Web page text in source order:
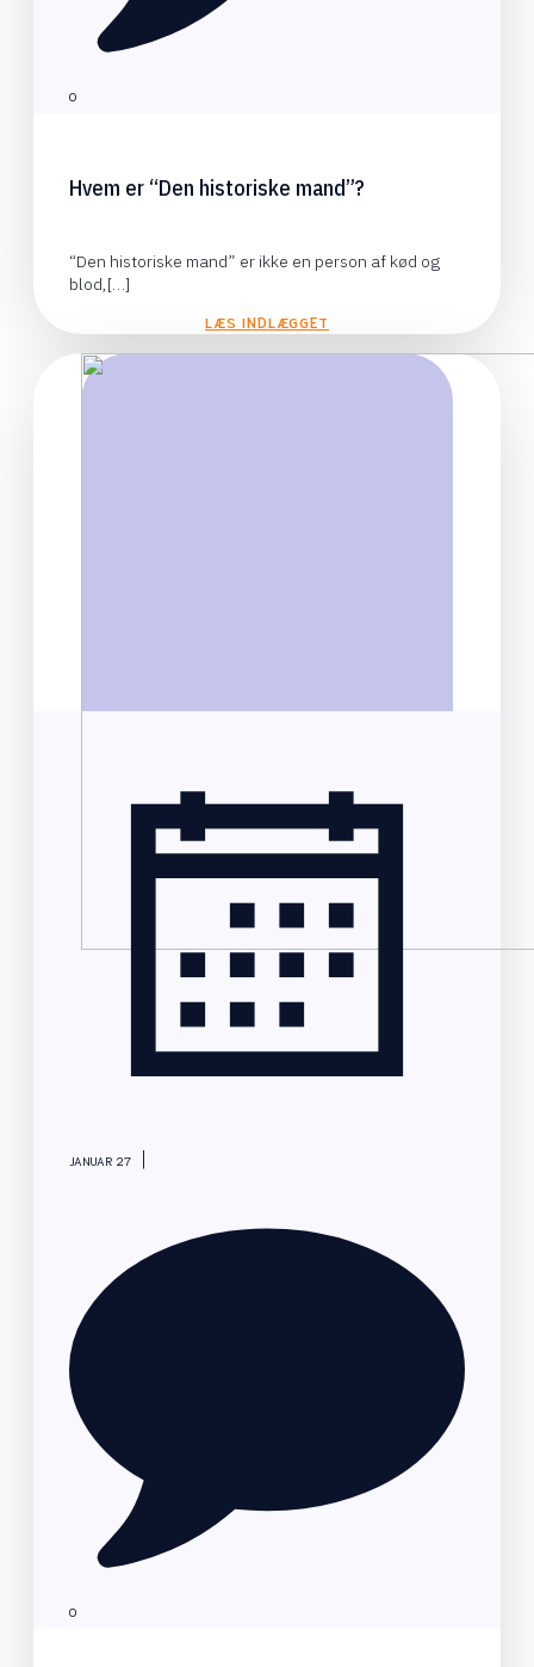
0
Hvem er “Den historiske mand”?
“Den historiske mand” er ikke en person af kød og
blod,[…]
LÆS INDLÆGGET
JANUAR 27
0